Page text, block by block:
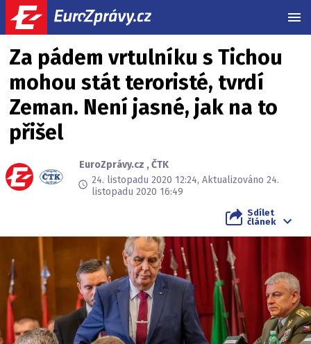
Za pádem vrtulníku s Tichou
mohou stát teroristé, tvrdí
Zeman. Není jasné, jak na to
přišel
EuroZprávy.cz ,ČTK
24. listopadu 2020 12:24, Aktualizováno 24.
listopadu 2020 16:49
Sdílet
článek